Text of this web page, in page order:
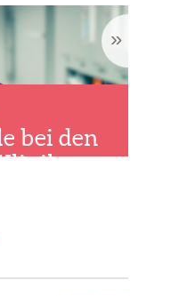
bei den
»
»